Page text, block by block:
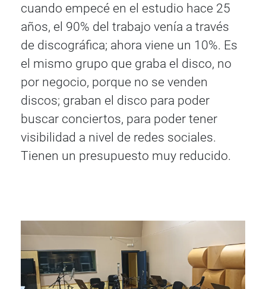
cuando empecé en el estudio hace 25
años, el 90% del trabajo venía a través
de discográfica; ahora viene un 10%. Es
el mismo grupo que graba el disco, no
por negocio, porque no se venden
discos; graban el disco para poder
buscar conciertos, para poder tener
visibilidad a nivel de redes sociales.
Tienen un presupuesto muy reducido.